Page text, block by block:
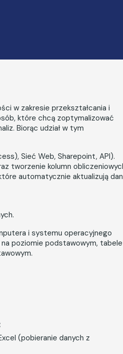
w zakresie przekształcania i
które chcą zoptymalizować
Biorąc udział w tym
Sieć Web, Sharepoint, API).
tworzenie kolumn
automatycznie aktualizują
i systemu operacyjnego
poziomie podstawowym, tabele
(pobieranie danych z